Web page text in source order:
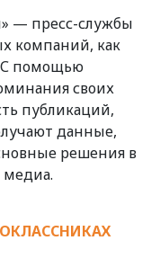
— пресс-службы
компаний, как
С помощью
своих
публикаций,
данные,
решения в
медиа.